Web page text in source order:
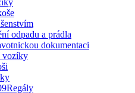
odpadu a prádla
dokumentaci
vozíky
Regály